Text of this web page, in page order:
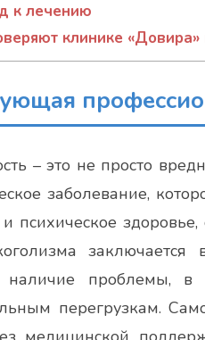
к лечению
клинике «Довира»
– это не просто
заболевание,
психическое
наличие проблемы,
перегрузкам.